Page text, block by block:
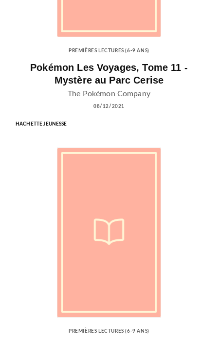
PREMIÈRES LECTURES (6-9 ANS)
Pokémon Les Voyages, Tome 11 -
Mystère au Parc Cerise
The Pokémon Company
08/12/2021
HACHETTE JEUNESSE
PREMIÈRES LECTURES (6-9 ANS)